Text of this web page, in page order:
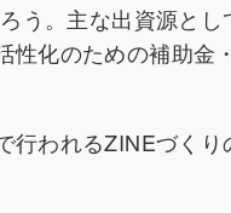
う。主な出資源とし
化のための補助金
われるZINEづくり